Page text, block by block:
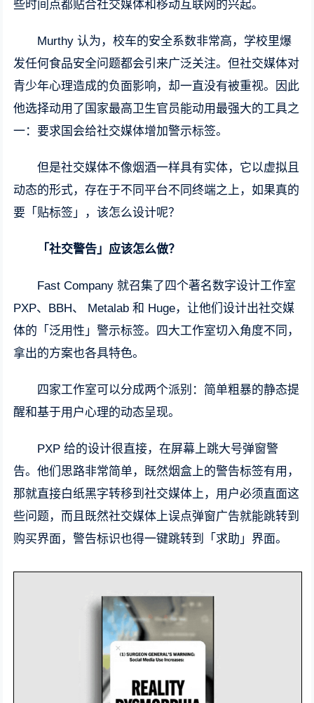
些时间点都贴合社交媒体和移动互联网的兴起。
Murthy 认为，校车的安全系数非常高，学校里爆
发任何食品安全问题都会引来广泛关注。但社交媒体对
青少年心理造成的负面影响，却一直没有被重视。因此
他选择动用了国家最高卫生官员能动用最强大的工具之
一：要求国会给社交媒体增加警示标签。
但是社交媒体不像烟酒一样具有实体，它以虚拟且
动态的形式，存在于不同平台不同终端之上，如果真的
要「贴标签」，该怎么设计呢？
「社交警告」应该怎么做？
Fast Company 就召集了四个著名数字设计工作室
PXP、BBH、 Metalab 和 Huge，让他们设计出社交媒
体的「泛用性」警示标签。四大工作室切入角度不同，
拿出的方案也各具特色。
四家工作室可以分成两个派别：简单粗暴的静态提
醒和基于用户心理的动态呈现。
PXP 给的设计很直接，在屏幕上跳大号弹窗警
告。他们思路非常简单，既然烟盒上的警告标签有用，
那就直接白纸黑字转移到社交媒体上，用户必须直面这
些问题，而且既然社交媒体上误点弹窗广告就能跳转到
购买界面，警告标识也得一键跳转到「求助」界面。